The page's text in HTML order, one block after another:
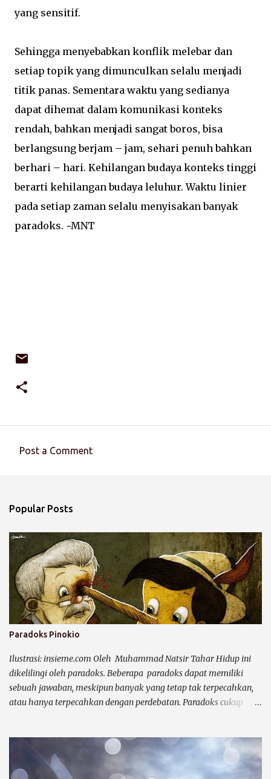
yang sensitif.
Sehingga menyebabkan konflik melebar dan
setiap topik yang dimunculkan selalu menjadi
titik panas. Sementara waktu yang sedianya
dapat dihemat dalam komunikasi konteks
rendah, bahkan menjadi sangat boros, bisa
berlangsung berjam – jam, sehari penuh bahkan
berhari – hari. Kehilangan budaya konteks tinggi
berarti kehilangan budaya leluhur. Waktu linier
pada setiap zaman selalu menyisakan banyak
paradoks. ~MNT
m
e
n
t
s
Post a Comment
Popular Posts
Paradoks Pinokio
Ilustrasi: insieme.com Oleh Muhammad Natsir Tahar Hidup ini
dikelilingi oleh paradoks. Beberapa paradoks dapat memiliki
sebuah jawaban, meskipun banyak yang tetap tak terpecahkan,
atau hanya terpecahkan dengan perdebatan. Paradoks cukup
suatu situasi yang timbul dari sejumlah premis yang diakui
kebenarannya dan bertolak dari suatu pernyataan yang berujung
kepada kontradiksi. Etimologi paradoks dapat ditelusuri di abad